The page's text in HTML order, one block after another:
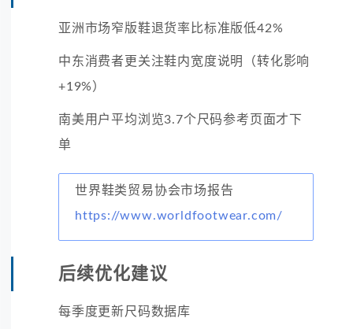
亚洲市场窄版鞋退货率比标准版低42%
中东消费者更关注鞋内宽度说明（转化影响
+19%）
南美用户平均浏览3.7个尺码参考页面才下
单
世界鞋类贸易协会市场报告
https://www.worldfootwear.com/
后续优化建议
每季度更新尺码数据库